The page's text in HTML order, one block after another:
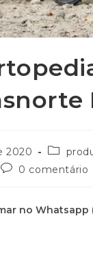
2020
0 comentário
no Whatsapp